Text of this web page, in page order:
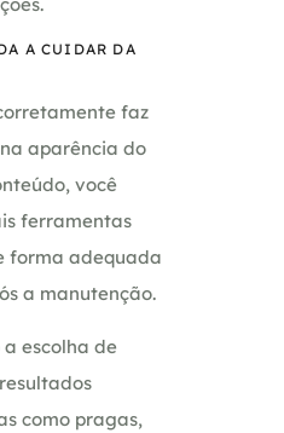
A CUIDAR DA
faz
aparência do
você
ferramentas
forma adequada
a manutenção.
escolha de
como pragas,